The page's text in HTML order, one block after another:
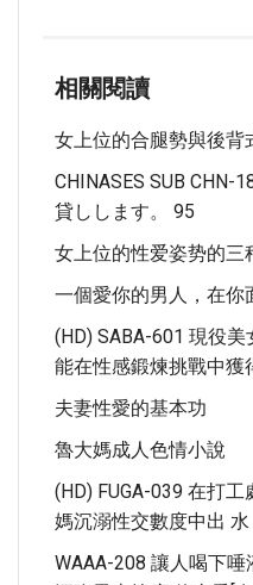
相關閱讀
女上位的合腿勢與後背
CHINASES SUB CHN-
貸しします。 95
女上位的性爱姿势的三
一個愛你的男人，在你
(HD) SABA-601 現役美
能在性感鍛煉挑戰中獲
夫妻性愛的基本功
魯大媽成人色情小說
(HD) FUGA-039 在打
媽沉溺性交數度中出 水
WAAA-208 讓人喝下